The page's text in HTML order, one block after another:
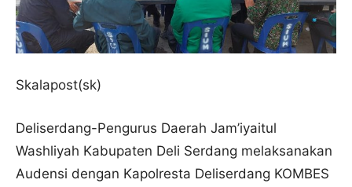
Skalapost(sk)
Deliserdang-Pengurus Daerah Jam’iyaitul
Washliyah Kabupaten Deli Serdang melaksanakan
Audensi dengan Kapolresta Deliserdang KOMBES